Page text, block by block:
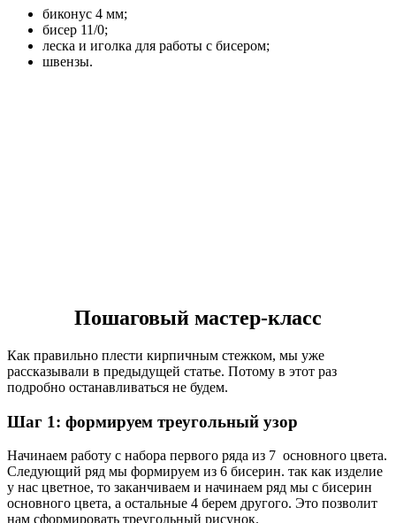
биконус 4 мм;
бисер 11/0;
леска и иголка для работы с бисером;
швензы.
Пошаговый мастер-класс
Как правильно плести кирпичным стежком, мы уже
рассказывали в предыдущей статье. Потому в этот раз
подробно останавливаться не будем.
Шаг 1: формируем треугольный узор
Начинаем работу с набора первого ряда из 7 основного цвета.
Следующий ряд мы формируем из 6 бисерин. так как изделие
у нас цветное, то заканчиваем и начинаем ряд мы с бисерин
основного цвета, а остальные 4 берем другого. Это позволит
нам сформировать треугольный рисунок.